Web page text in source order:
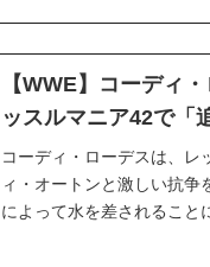
【WWE】コーディ
ッスルマニア42で「
コーディ・ローデスは、レ
ィ・オートンと激しい抗
によって水を差されること
たマカフィーは、オート